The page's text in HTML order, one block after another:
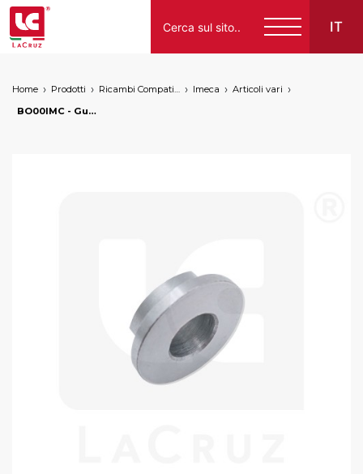
IT
Home Prodotti Ricambi Compatibili per Vendemmiatrici a Marchio Imeca
Articoli vari
BO00IMC - Guida per molla nastri Imeca Ø 16 mm, markets: []string{"A", "B", "AU"}